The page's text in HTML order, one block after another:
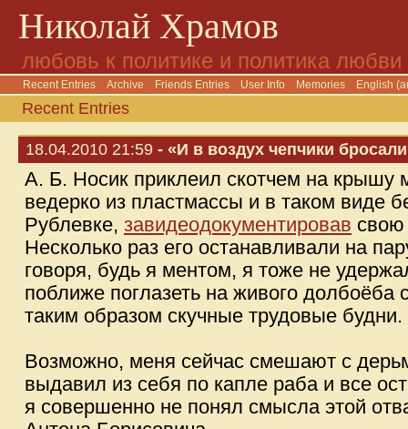
Николай Храмов
любовь к политике и политика любви
Recent Entries Archive Friends Entries User Info Memories English
Recent Entries
18.04.2010 21:59 - «И в воздух чепчики
А. Б. Носик приклеил скотчем на крышу
ведерко из пластмассы и в таком виде
Рублевке, завидеодокументировав свою
Несколько раз его останавливали на
говоря, будь я ментом, я тоже не
поближе поглазеть на живого
таким образом скучные трудовые будни.
Возможно, меня сейчас смешают с
выдавил из себя по капле раба и все
я совершенно не понял смысла этой